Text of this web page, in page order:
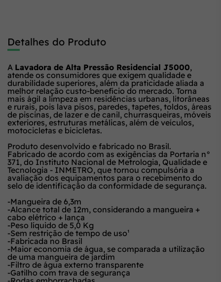
Detalhes do Produto
A Lavadora de Alta Pressão Residencial J5000,
atende os consumidores que exigem qualidade e
durabilidade superiores, além da praticidade aliada a
melhor relação custo-benefício do mercado. Torna
mais ágil a limpeza em residências urbanas, litorâneas
e rurais, pois lava pisos, paredes, tapetes, toldos, áreas
de piscinas, de lazer e de canil, churrasqueiras, móveis
exteriores, estruturas metálicas, além de veículos,
motocicletas e bicicletas.
Produto desenvolvido e fabricado no Brasil.
Fabricado de acordo com as exigências da Portaria n°
371, do Instituto Nacional de Metrologia, Qualidade e
Tecnologia - INMETRO, que tornou compulsória a
avaliação dos equipamentos para o recebimento do
selo de identificação da conformidade de segurança.
-Mangueira de 6,3m
-Alcance total de 12m, considerando a mangueira +
cabo elétrico + lança
-Peso líquido de 5,0 Kg
-Sem restrição de tempo de uso¹
-Fabricada no Brasil
-Maior economia de água, se comparada a utilização
de uma mangueira de jardim
-Filtro de água externo transparente
-Gatilho com trava de segurança